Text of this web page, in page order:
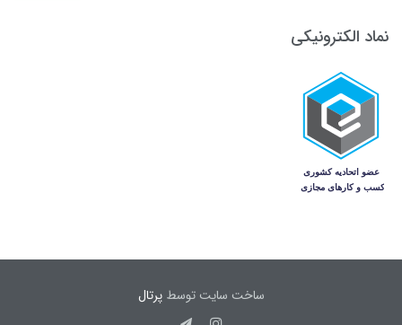
نماد الکترونیکی
ساخت سایت توسطپرتال